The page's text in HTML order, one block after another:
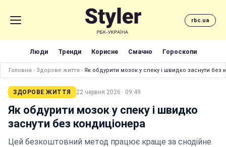
rbc.ua
Люди Тренди Корисне Смачно Гороскопи
Головна › Здорове життя › Як обдурити мозок у спеку і швидко заснути без
ЗДОРОВЕ ЖИТТЯ 22 червня 2026 · 09:49
Як обдурити мозок у спеку і швидко
заснути без кондиціонера
Цей безкоштовний метод працює краще за снодійне